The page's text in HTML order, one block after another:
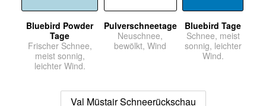
Bluebird Powder
Tage
Frischer Schnee,
meist sonnig,
leichter Wind.
Pulverschneetage
Neuschnee,
bewölkt, Wind
Bluebird Tage
Schnee, meist
sonnig, leichter
Wind.
Val Müstair Schneerückschau